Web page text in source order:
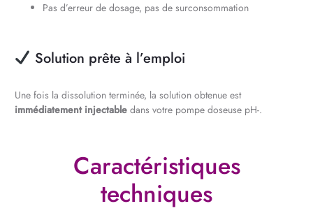
Pas d’erreur de dosage, pas de surconsommation
Solution prête à l’emploi
Une fois la dissolution terminée, la solution obtenue est
immédiatement injectable dans votre pompe doseuse pH-.
Caractéristiques
techniques